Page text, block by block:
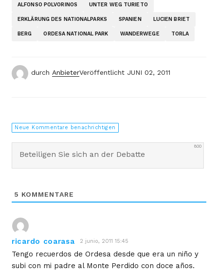
ALFONSO POLVORINOS UNTER WEG TURIETO
ERKLÄRUNG DES NATIONALPARKS SPANIEN LUCIEN BRIET
BERG ORDESA NATIONAL PARK WANDERWEGE TORLA
durch AnbieterVeröffentlicht JUNI 02, 2011
Neue Kommentare benachrichtigen
800
5 KOMMENTARE
ricardo coarasa 2 junio, 2011 15:45
Tengo recuerdos de Ordesa desde que era un niño y
subi con mi padre al Monte Perdido con doce años.